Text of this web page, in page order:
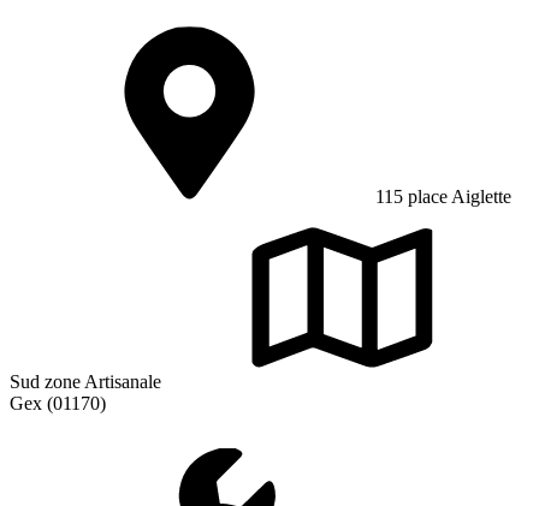
115 place Aiglette
Sud zone Artisanale
Gex (01170)